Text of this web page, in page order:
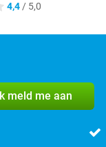
4,4 / 5,0
Ik meld me aan